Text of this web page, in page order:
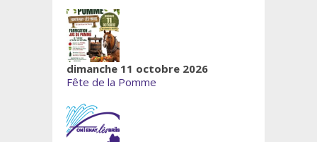
dimanche 11 octobre 2026
Fête de la Pomme